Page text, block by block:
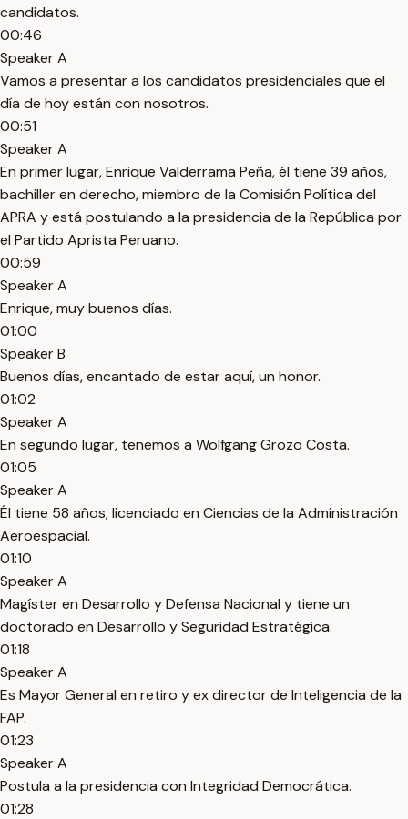
candidatos.
00:46
Speaker A
Vamos a presentar a los candidatos presidenciales que el
día de hoy están con nosotros.
00:51
Speaker A
En primer lugar, Enrique Valderrama Peña, él tiene 39 años,
bachiller en derecho, miembro de la Comisión Política del
APRA y está postulando a la presidencia de la República por
el Partido Aprista Peruano.
00:59
Speaker A
Enrique, muy buenos días.
01:00
Speaker B
Buenos días, encantado de estar aquí, un honor.
01:02
Speaker A
En segundo lugar, tenemos a Wolfgang Grozo Costa.
01:05
Speaker A
Él tiene 58 años, licenciado en Ciencias de la Administración
Aeroespacial.
01:10
Speaker A
Magíster en Desarrollo y Defensa Nacional y tiene un
doctorado en Desarrollo y Seguridad Estratégica.
01:18
Speaker A
Es Mayor General en retiro y ex director de Inteligencia de la
FAP.
01:23
Speaker A
Postula a la presidencia con Integridad Democrática.
01:28